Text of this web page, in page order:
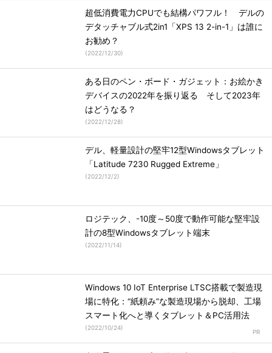
超低消費電力CPUでも結構パワフル！ デルの
デタッチャブル式2in1「XPS 13 2-in-1」は誰に
お勧め？
(2022/12/30)
ある日のペン・ボード・ガジェット：お絵かき
デバイスの2022年を振り返る そして2023年
はどうなる？
(2022/12/28)
デル、軽量設計の堅牢12型Windowsタブレット
「Latitude 7230 Rugged Extreme」
(2022/12/2)
ロジテック、-10度～50度で動作可能な堅牢設
計の8型Windowsタブレット端末
(2022/11/14)
Windows 10 IoT Enterprise LTSC搭載で製造現
場に特化：“紙頼み”な製造現場から脱却、工場
スマート化へと導くタブレット＆PC活用法
(2022/10/24)